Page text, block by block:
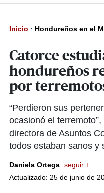
Inicio · Hondureños en el
Catorce
hondureños
por
“Perdieron sus
ocasionó el
directora de Asuntos
todos estaban sanos y
Daniela Ortega seguir +
Actualizado: 25 de junio de